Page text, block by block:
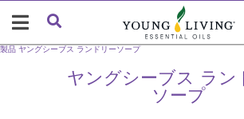
ヤングシーブス ラン
ソープ
製品 ヤングシーブス ランドリーソープ